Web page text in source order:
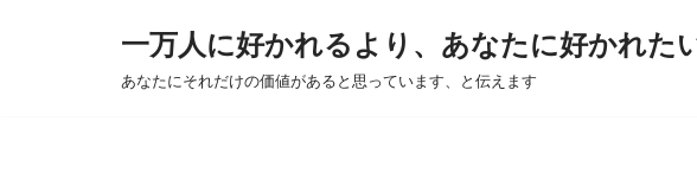
一万人に好かれるより、あなたに好かれた
あなたにそれだけの価値があると思っています、と伝えます